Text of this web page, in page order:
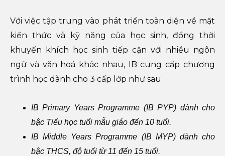
Với việc tập trung vào phát triển toàn diện về mặt
kiến thức và kỹ năng của học sinh, đồng thời
khuyến khích học sinh tiếp cận với nhiều ngôn
ngữ và văn hoá khác nhau, IB cung cấp chương
trình học dành cho 3 cấp lớp như sau:
IB Primary Years Programme (IB PYP) dành cho
bậc Tiểu học tuổi mẫu giáo đến 10 tuổi.
IB Middle Years Programme (IB MYP) dành cho
bậc THCS, độ tuổi từ 11 đến 15 tuổi.